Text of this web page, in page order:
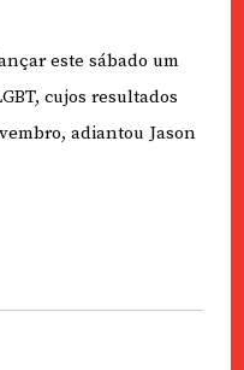
este sábado um
cujos resultados
adiantou Jason